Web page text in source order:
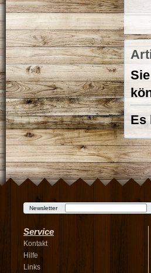
Es
Newsletter
Service
Kontakt
Hilfe
Links